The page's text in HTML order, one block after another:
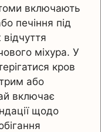
включають
печіння під
міхура. У
кров
або
включає
щодо